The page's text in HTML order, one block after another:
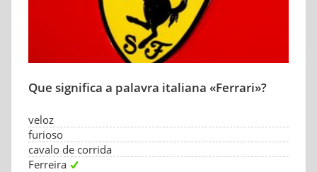
Que significa a palavra italiana «Ferrari»?
veloz
furioso
cavalo de corrida
Ferreira